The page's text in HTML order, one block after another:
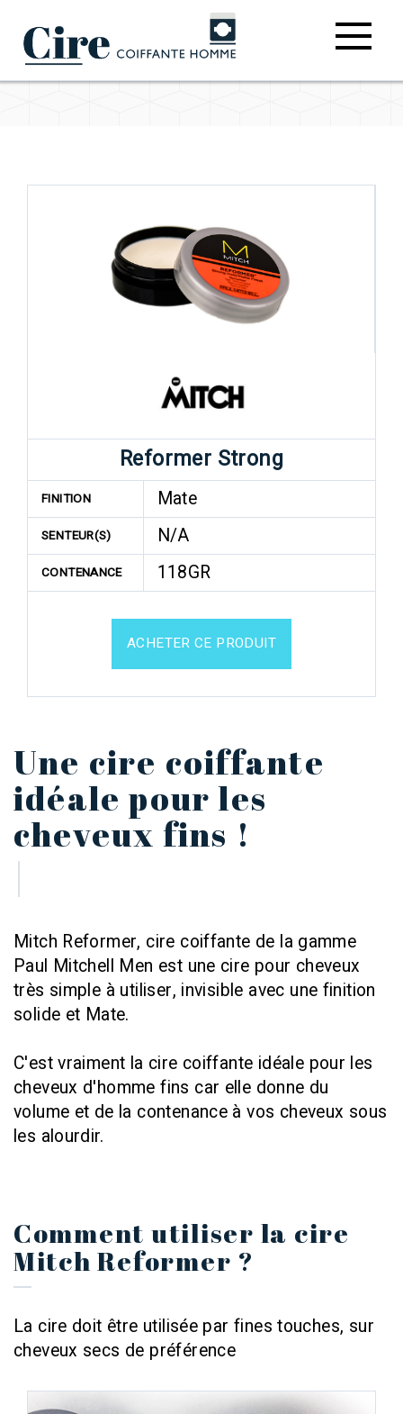
Reformer Strong
FINITION Mate
SENTEUR(S) N/A
CONTENANCE 118GR
ACHETER CE PRODUIT
Une cire coiffante
idéale pour les
cheveux fins !
Mitch Reformer, cire coiffante de la gamme
Paul Mitchell Men est une cire pour cheveux
très simple à utiliser, invisible avec une finition
solide et Mate.
C'est vraiment la cire coiffante idéale pour les
cheveux d'homme fins car elle donne du
volume et de la contenance à vos cheveux sous
les alourdir.
Comment utiliser la cire
Mitch Reformer ?
La cire doit être utilisée par fines touches, sur
cheveux secs de préférence